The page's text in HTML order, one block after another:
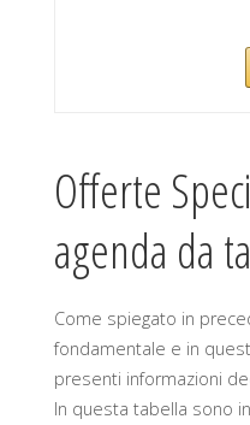
Offerte
agenda da
Come spiegato in
fondamentale e in
presenti informazioni
In questa tabella sono